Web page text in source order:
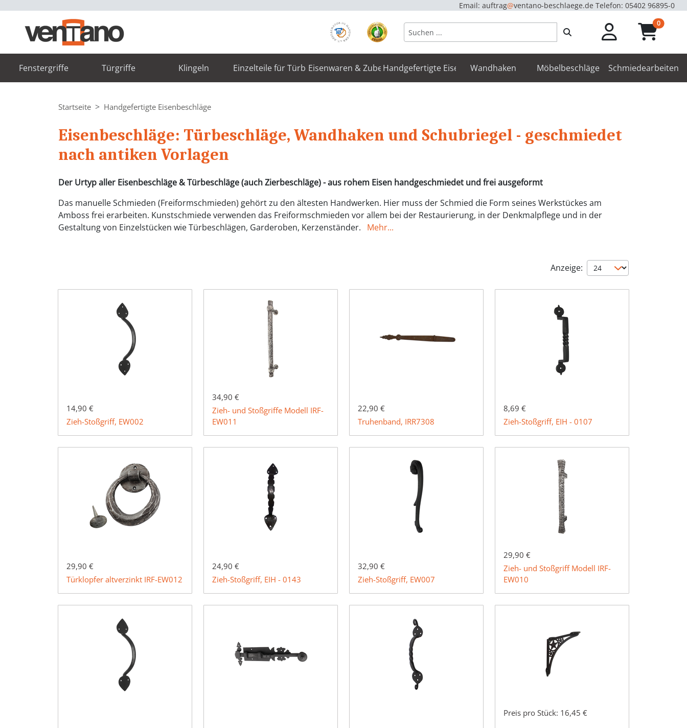
Email: auftrag@ventano-beschlaege.de Telefon: 05402 96895-0
0unread
Fenstergriffe Türgriffe Klingeln Einzelteile für TürbeschlägeEisenwaren & ZubehörHandgefertigte Eisenbeschläge
Wandhaken Möbelbeschläge Schmiedearbeiten
Startseite Handgefertigte Eisenbeschläge
Eisenbeschläge: Türbeschläge, Wandhaken und Schubriegel - geschmiedet
nach antiken Vorlagen
Der Urtyp aller Eisenbeschläge & Türbeschläge (auch Zierbeschläge) - aus rohem Eisen handgeschmiedet und frei ausgeformt
Das manuelle Schmieden (Freiformschmieden) gehört zu den ältesten Handwerken. Hier muss der Schmied die Form seines Werkstückes am
Amboss frei erarbeiten. Kunstschmiede verwenden das Freiformschmieden vor allem bei der Restaurierung, in der Denkmalpflege und in der
Gestaltung von Einzelstücken wie Türbeschlägen, Garderoben, Kerzenständer.
Mehr...
Anzeige:
14,90 €
Zieh-Stoßgriff, EW002
34,90 €
Zieh- und Stoßgriffe Modell IRF-
EW011
22,90 €
Truhenband, IRR7308
8,69 €
Zieh-Stoßgriff, EIH - 0107
29,90 €
Türklopfer altverzinkt IRF-EW012
24,90 €
Zieh-Stoßgriff, EIH - 0143
32,90 €
Zieh-Stoßgriff, EW007
29,90 €
Zieh- und Stoßgriff Modell IRF-
EW010
Preis pro Stück: 16,45 €